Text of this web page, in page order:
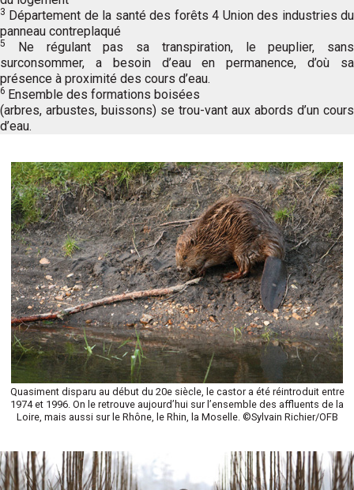
3 Département de la santé des forêts 4 Union des industries du
panneau contreplaqué
5
Ne régulant pas sa transpiration, le peuplier, sans
surconsommer, a besoin d’eau en permanence, d’où sa
présence à proximité des cours d’eau.
6 Ensemble des formations boisées
(arbres, arbustes, buissons) se trou-vant aux abords d’un cours
d’eau.
Quasiment disparu au début du 20e siècle, le castor a été réintroduit entre
1974 et 1996. On le retrouve aujourd’hui sur l’ensemble des affluents de la
Loire, mais aussi sur le Rhône, le Rhin, la Moselle. ©Sylvain Richier/OFB